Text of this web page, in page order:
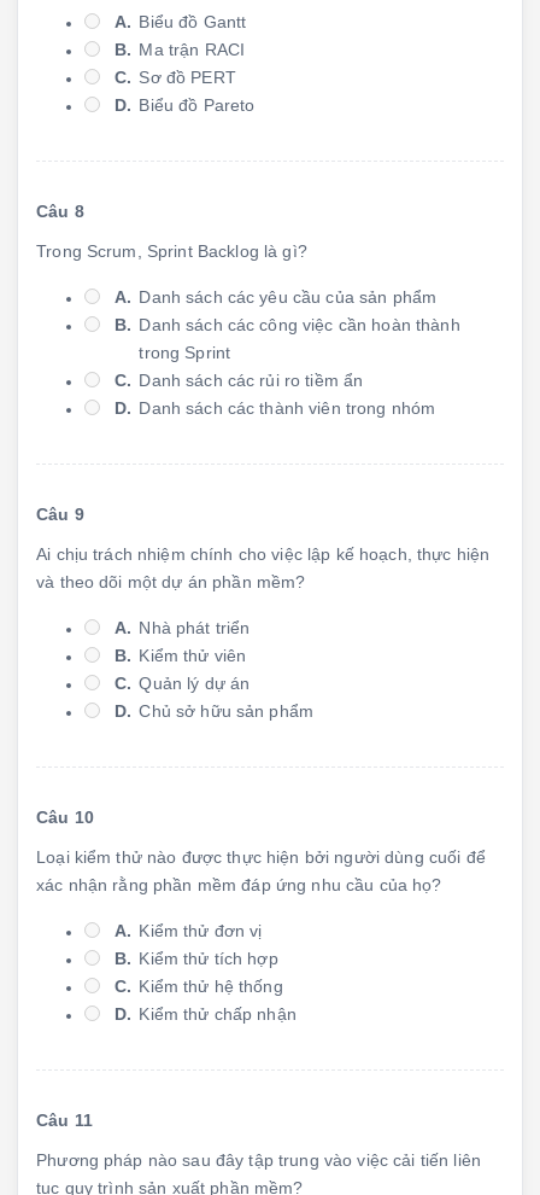
A. Biểu đồ Gantt
B. Ma trận RACI
C. Sơ đồ PERT
D. Biểu đồ Pareto
Câu 8
Trong Scrum, Sprint Backlog là gì?
A. Danh sách các yêu cầu của sản phẩm
B. Danh sách các công việc cần hoàn thành
trong Sprint
C. Danh sách các rủi ro tiềm ẩn
D. Danh sách các thành viên trong nhóm
Câu 9
Ai chịu trách nhiệm chính cho việc lập kế hoạch, thực hiện
và theo dõi một dự án phần mềm?
A. Nhà phát triển
B. Kiểm thử viên
C. Quản lý dự án
D. Chủ sở hữu sản phẩm
Câu 10
Loại kiểm thử nào được thực hiện bởi người dùng cuối để
xác nhận rằng phần mềm đáp ứng nhu cầu của họ?
A. Kiểm thử đơn vị
B. Kiểm thử tích hợp
C. Kiểm thử hệ thống
D. Kiểm thử chấp nhận
Câu 11
Phương pháp nào sau đây tập trung vào việc cải tiến liên
tục quy trình sản xuất phần mềm?